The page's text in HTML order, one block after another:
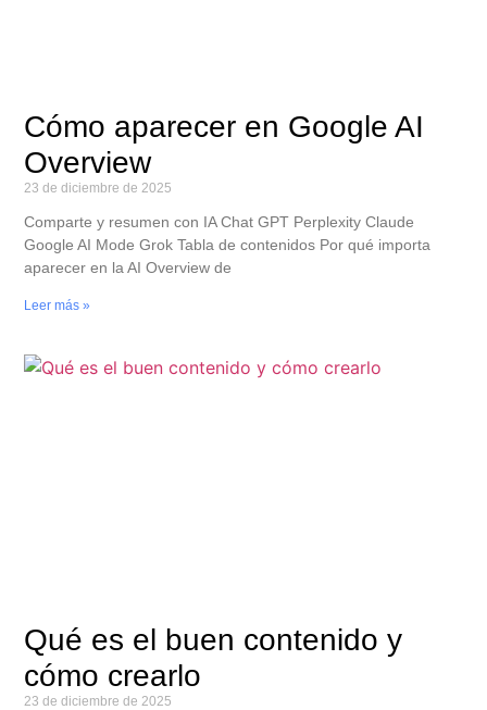
Cómo aparecer en Google AI
Overview
23 de diciembre de 2025
Comparte y resumen con IA Chat GPT Perplexity Claude
Google AI Mode Grok Tabla de contenidos Por qué importa
aparecer en la AI Overview de
Leer más »
Qué es el buen contenido y
cómo crearlo
23 de diciembre de 2025